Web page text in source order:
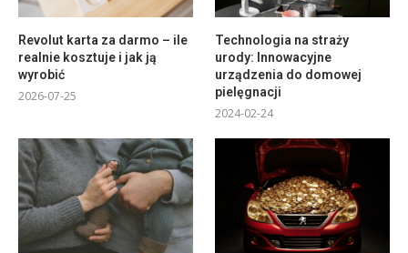
Revolut karta za darmo – ile
realnie kosztuje i jak ją
wyrobić
2026-07-25
Technologia na straży
urody: Innowacyjne
urządzenia do domowej
pielęgnacji
2024-02-24